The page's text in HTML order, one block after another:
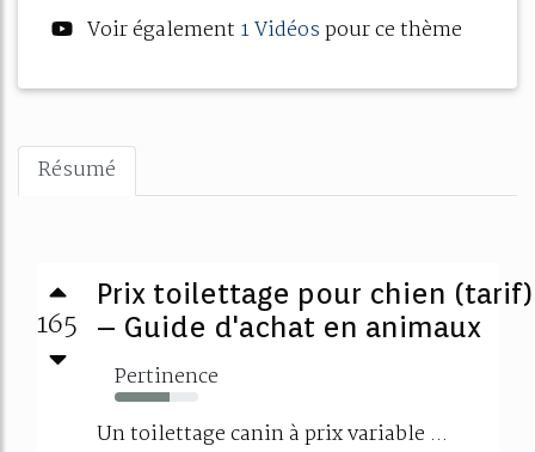
Voir également 1 Vidéospour ce thème
Résumé
165
Prix toilettage pour chien (tarif)
– Guide d'achat en animaux
Pertinence
66%
Un toilettage canin à prix variable ...